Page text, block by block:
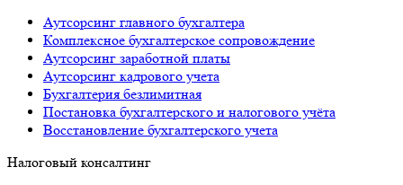
Аутсорсинг главного бухгалтера
Комплексное бухгалтерское сопровождение
Аутсорсинг заработной платы
Аутсорсинг кадрового учета
Бухгалтерия безлимитная
Постановка бухгалтерского и налогового учёта
Восстановление бухгалтерского учета
Налоговый консалтинг